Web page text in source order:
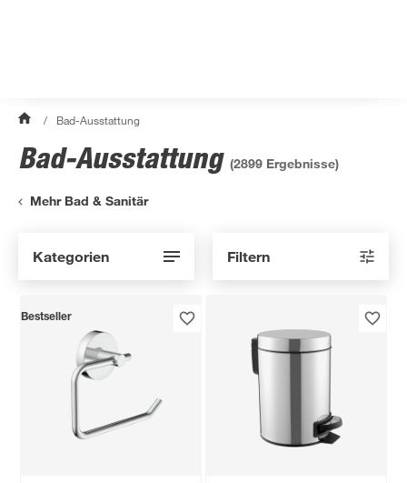
/ Bad-Ausstattung
Bad-Ausstattung (2899 Ergebnisse)
Mehr Bad & Sanitär
Kategorien Filtern
Bestseller